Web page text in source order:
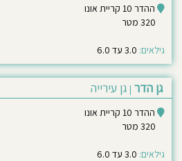
ההדר 10 קריית אונו
320 מטר
גילאים: 3.0 עד 6.0
גן הדר | גן עירייה
ההדר 10 קריית אונו
320 מטר
גילאים: 3.0 עד 6.0